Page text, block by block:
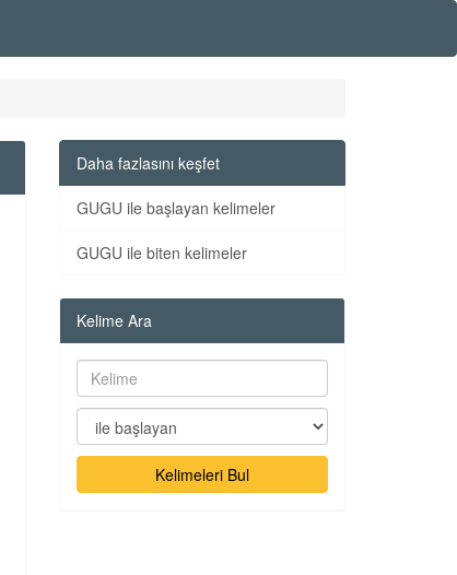
Daha fazlasını keşfet
GUGU ile başlayan kelimeler
GUGU ile biten kelimeler
Kelime Ara
Kelimeleri Bul